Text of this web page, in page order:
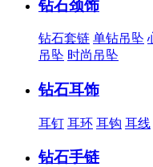
钻石颈饰
钻石套链 单钻吊坠
吊坠 时尚吊坠
钻石耳饰
耳钉 耳环 耳钩 耳线
钻石手链